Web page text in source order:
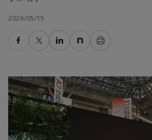
2026/05/15